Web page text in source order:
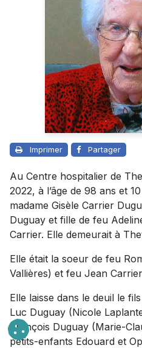
Imprimer Partager
Au Centre hospitalier de
2022, à l’âge de 98 ans et
madame Gisèle Carrier
Duguay et fille de feu
Carrier. Elle demeurait à
Elle était la soeur de feu
Vallières) et feu Jean
Elle laisse dans le deuil le
Luc Duguay (Nicole
François Duguay (Marie-
petits-enfants Edouard et